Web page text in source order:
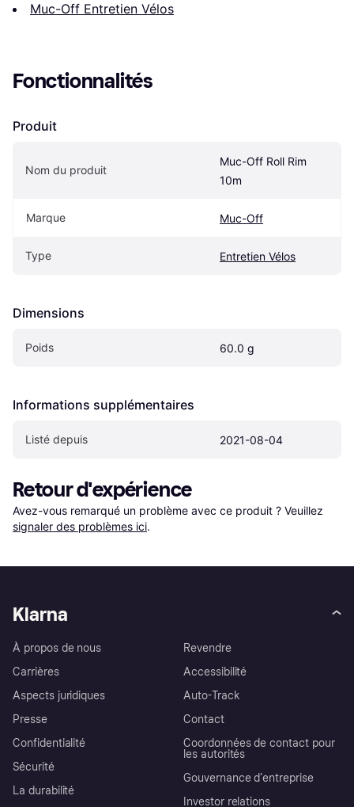
Muc-Off Entretien Vélos
Fonctionnalités
Produit
Nom du produit
Muc-Off Roll Rim
10m
Marque Muc-Off
Type Entretien Vélos
Dimensions
Poids 60.0 g
Informations supplémentaires
Listé depuis 2021-08-04
Retour d'expérience
Avez-vous remarqué un problème avec ce produit ? Veuillez
signaler des problèmes ici.
Klarna
À propos de nous
Carrières
Aspects juridiques
Presse
Confidentialité
Sécurité
La durabilité
Revendre
Accessibilité
Auto-Track
Contact
Coordonnées de contact pour
les autorités
Gouvernance d’entreprise
Investor relations